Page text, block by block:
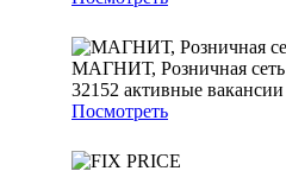
МАГНИТ, Розничная сеть
32152 активные вакансии
Посмотреть